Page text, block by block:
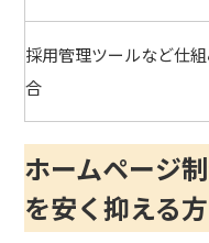
採用管理ツールなど仕
合
ホームページ
を安く抑える